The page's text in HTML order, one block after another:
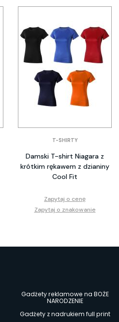
T-SHIRTY
Damski T-shirt Niagara z
krótkim rękawem z dzianiny
Cool Fit
Zapytaj o cenę
Zapytaj o znakowanie
Gadżety reklamowe na BOŻE
NARODZENIE
Gadżety z nadrukiem full print